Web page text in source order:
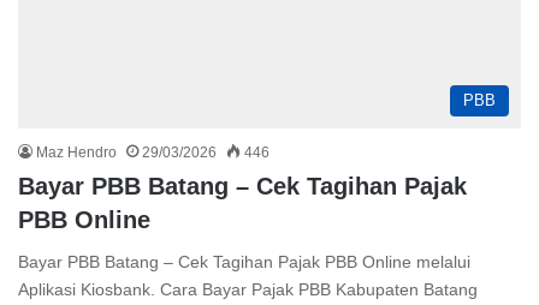
PBB
Maz Hendro 29/03/2026 446
Bayar PBB Batang – Cek Tagihan Pajak
PBB Online
Bayar PBB Batang – Cek Tagihan Pajak PBB Online melalui
Aplikasi Kiosbank. Cara Bayar Pajak PBB Kabupaten Batang